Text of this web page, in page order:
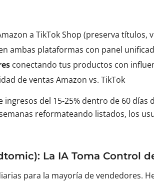
a TikTok Shop (preserva títulos,
ambas plataformas con panel
conectando tus productos con
de ventas Amazon vs. TikTok
del 15-25% dentro de 60 días
reformateando listados, los
La IA Toma Control
para la mayoría de vendedores.